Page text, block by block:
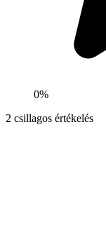
0%
2 csillagos értékelés